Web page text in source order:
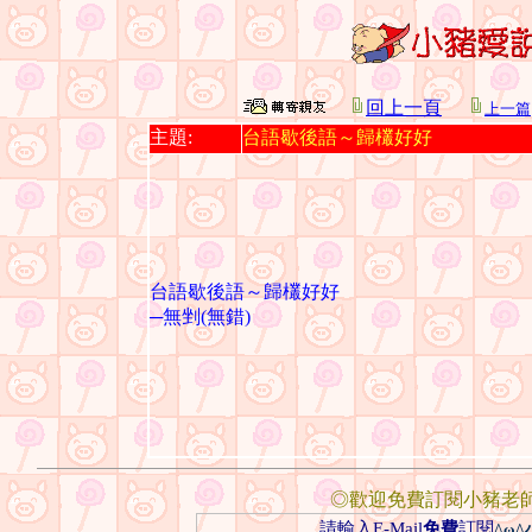
回上一頁 上一篇
主題: 台語歇後語～歸欉好好
台語歇後語～歸欉好好
─無剉(無錯)
◎歡迎免費訂閱小豬老